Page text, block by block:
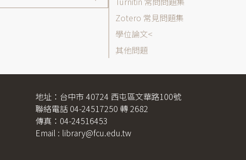
Zotero 常見問題集
學位論文
其他問題
地址：台中市 40724 西屯區文華路100號
聯絡電話 04-24517250 轉 2682
傳真：04-24516453
Email : library@fcu.edu.tw